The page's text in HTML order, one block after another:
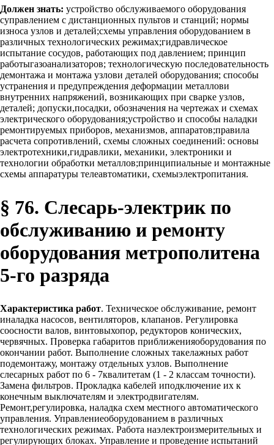
Должен знать: устройство обслуживаемого оборудования
суправлением с дистанционных пультов и станций; нормы
износа узлов и деталей;схемы управления оборудованием в
различных технологических режимах;гидравлическое
испытание сосудов, работающих под давлением; принцип
работыгазоанализаторов; технологическую последовательность
демонтажа и монтажа узлови деталей оборудования; способы
устранения и предупреждения деформации металлови
внутренних напряжений, возникающих при сварке узлов,
деталей; допуски,посадки, обозначения на чертежах и схемах
электрического оборудования;устройство и способы наладки
ремонтируемых приборов, механизмов, аппаратов;правила
расчета сопротивлений, схемы сложных соединений: основы
электротехники,гидравлики, механики, электроники и
технологии обработки металлов;принципиальные и монтажные
схемы аппаратуры телеавтоматики, схемыэлектропитания.
§ 76. Слесарь-электрик по
обслуживанию и ремонту
оборудования метрополитена
5-го разряда
Характеристика работ. Техническое обслуживание, ремонт
иналадка насосов, вентиляторов, клапанов. Регулировка
соосности валов, винтовыхопор, редукторов конических,
червячных. Проверка габаритов приближенияоборудования по
окончании работ. Выполнение сложных такелажных работ
подемонтажу, монтажу отдельных узлов. Выполнение
слесарных работ по 6 - 7квалитетам (1 - 2 классам точности).
Замена фильтров. Прокладка кабелей иподключение их к
конечным выключателям и электродвигателям.
Ремонт,регулировка, наладка схем местного автоматического
управления. Управлениеоборудованием в различных
технологических режимах. Работа наэлектроизмерительных и
регулирующих блоках. Управление и проведение испытаний